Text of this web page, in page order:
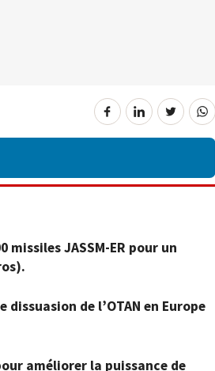
JASSM-ER pour un
de l’OTAN en Europe
améliorer la puissance de